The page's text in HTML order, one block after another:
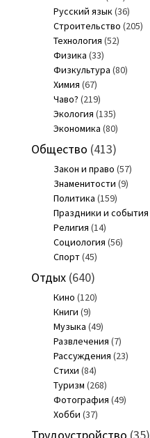
Русский язык (36)
Строительство (205)
Технология (52)
Физика (33)
Физкультура (80)
Химия (67)
Чаво? (219)
Экология (135)
Экономика (80)
Общество (413)
Закон и право (57)
Знаменитости (9)
Политика (159)
Праздники и события
Религия (14)
Социология (56)
Спорт(45)
Отдых(640)
Кино (120)
Книги (9)
Музыка (49)
Развлечения (7)
Рассуждения (23)
Стихи (84)
Туризм (268)
Фотография (49)
Хобби (37)
Трудоустройство (35)